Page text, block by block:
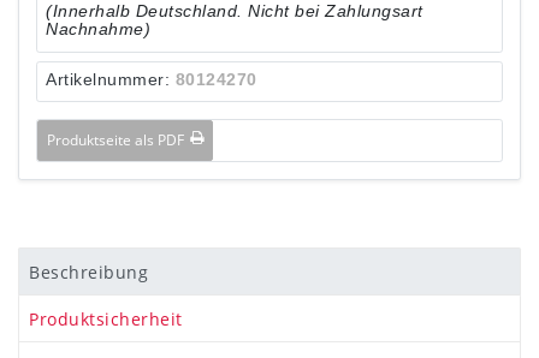
(Innerhalb Deutschland. Nicht bei Zahlungsart
Nachnahme)
Artikelnummer: 80124270
Produktseite als PDF
Beschreibung
Produktsicherheit